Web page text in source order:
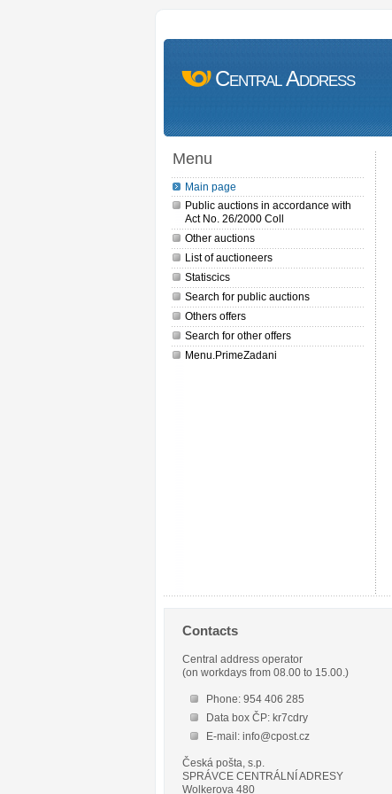
Central Address
Menu
Main page
Public auctions in accordance with
Act No. 26/2000 Coll
Other auctions
List of auctioneers
Statiscics
Search for public auctions
Others offers
Search for other offers
Menu.PrimeZadani
Contacts
Central address operator
(on workdays from 08.00 to 15.00.)
Phone: 954 406 285
Data box ČP: kr7cdry
E-mail: info@cpost.cz
Česká pošta, s.p.
SPRÁVCE CENTRÁLNÍ ADRESY
Wolkerova 480